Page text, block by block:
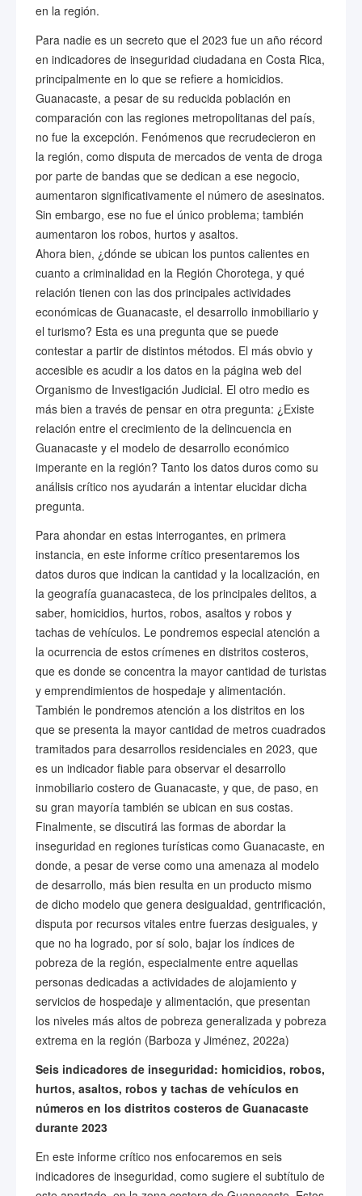
en la región.
Para nadie es un secreto que el 2023 fue un año récord
en indicadores de inseguridad ciudadana en Costa Rica,
principalmente en lo que se refiere a homicidios.
Guanacaste, a pesar de su reducida población en
comparación con las regiones metropolitanas del país,
no fue la excepción. Fenómenos que recrudecieron en
la región, como disputa de mercados de venta de droga
por parte de bandas que se dedican a ese negocio,
aumentaron significativamente el número de asesinatos.
Sin embargo, ese no fue el único problema; también
aumentaron los robos, hurtos y asaltos.
Ahora bien, ¿dónde se ubican los puntos calientes en
cuanto a criminalidad en la Región Chorotega, y qué
relación tienen con las dos principales actividades
económicas de Guanacaste, el desarrollo inmobiliario y
el turismo? Esta es una pregunta que se puede
contestar a partir de distintos métodos. El más obvio y
accesible es acudir a los datos en la página web del
Organismo de Investigación Judicial. El otro medio es
más bien a través de pensar en otra pregunta: ¿Existe
relación entre el crecimiento de la delincuencia en
Guanacaste y el modelo de desarrollo económico
imperante en la región? Tanto los datos duros como su
análisis crítico nos ayudarán a intentar elucidar dicha
pregunta.
Para ahondar en estas interrogantes, en primera
instancia, en este informe crítico presentaremos los
datos duros que indican la cantidad y la localización, en
la geografía guanacasteca, de los principales delitos, a
saber, homicidios, hurtos, robos, asaltos y robos y
tachas de vehículos. Le pondremos especial atención a
la ocurrencia de estos crímenes en distritos costeros,
que es donde se concentra la mayor cantidad de turistas
y emprendimientos de hospedaje y alimentación.
También le pondremos atención a los distritos en los
que se presenta la mayor cantidad de metros cuadrados
tramitados para desarrollos residenciales en 2023, que
es un indicador fiable para observar el desarrollo
inmobiliario costero de Guanacaste, y que, de paso, en
su gran mayoría también se ubican en sus costas.
Finalmente, se discutirá las formas de abordar la
inseguridad en regiones turísticas como Guanacaste, en
donde, a pesar de verse como una amenaza al modelo
de desarrollo, más bien resulta en un producto mismo
de dicho modelo que genera desigualdad, gentrificación,
disputa por recursos vitales entre fuerzas desiguales, y
que no ha logrado, por sí solo, bajar los índices de
pobreza de la región, especialmente entre aquellas
personas dedicadas a actividades de alojamiento y
servicios de hospedaje y alimentación, que presentan
los niveles más altos de pobreza generalizada y pobreza
extrema en la región (Barboza y Jiménez, 2022a)
Seis indicadores de inseguridad: homicidios, robos,
hurtos, asaltos, robos y tachas de vehículos en
números en los distritos costeros de Guanacaste
durante 2023
En este informe crítico nos enfocaremos en seis
indicadores de inseguridad, como sugiere el subtítulo de